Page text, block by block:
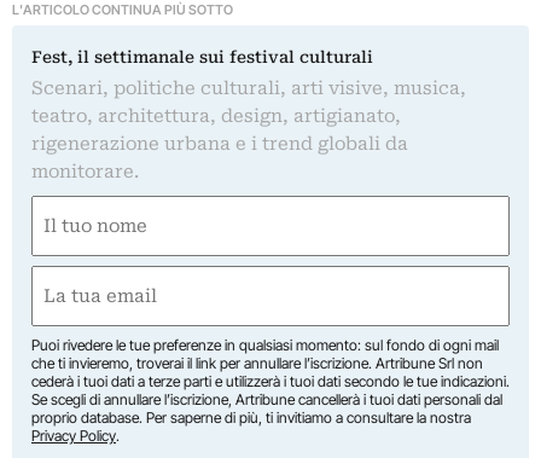
L'ARTICOLO CONTINUA PIÙ SOTTO
Fest, il settimanale sui festival culturali
Scenari, politiche culturali, arti visive, musica,
teatro, architettura, design, artigianato,
rigenerazione urbana e i trend globali da
monitorare.
(Obbligatorio)
(Obbligatorio)
Puoi rivedere le tue preferenze in qualsiasi momento: sul fondo di ogni mail
che ti invieremo, troverai il link per annullare l’iscrizione. Artribune Srl non
cederà i tuoi dati a terze parti e utilizzerà i tuoi dati secondo le tue indicazioni.
Se scegli di annullare l’iscrizione, Artribune cancellerà i tuoi dati personali dal
proprio database. Per saperne di più, ti invitiamo a consultare la nostra
Privacy Policy.